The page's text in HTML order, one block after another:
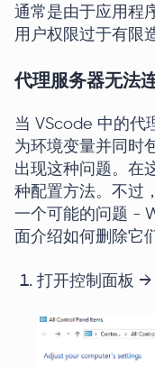
通常是由于应用程
用户权限过于有限
代理服务器无法
当 VScode 中的代
为环境变量并同时
出现这种问题。在
种配置方法。不过
一个可能的问题 -
面介绍如何删除它
打开控制面板 →